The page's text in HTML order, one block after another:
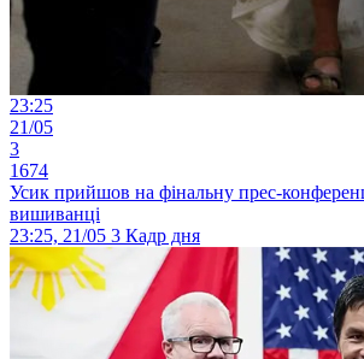
23:25
21/05
3
1674
Усик прийшов на фінальну прес-
вишиванці
23:25, 21/05 3 Кадр дня